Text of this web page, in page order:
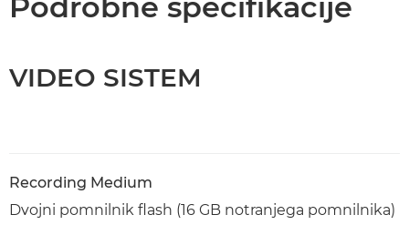
VIDEO SISTEM
Recording Medium
Dvojni pomnilnik flash (16 GB notranjega pomnilnika)